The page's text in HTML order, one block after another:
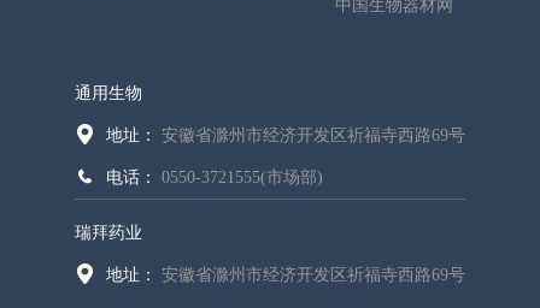
中国生物器材网
通用生物
地址： 安徽省滁州市经济开发区祈福寺西路69号
电话： 0550-3721555(市场部)
瑞拜药业
地址： 安徽省滁州市经济开发区祈福寺西路69号